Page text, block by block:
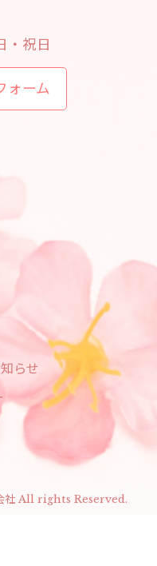
・祝日
ォーム
らせ
社 All rights Reserved.